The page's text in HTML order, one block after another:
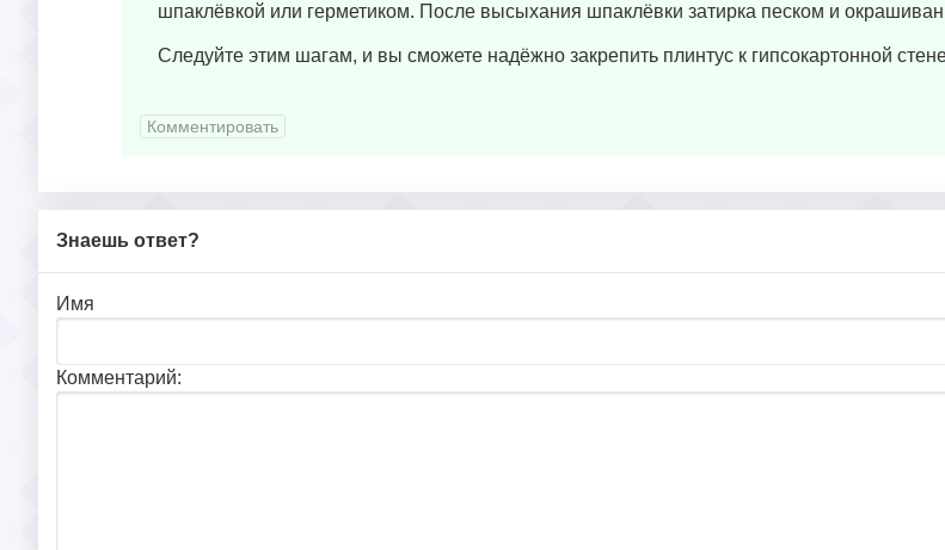
шпаклёвкой или герметиком. После высыхания шпаклёвки затирка песком и
Следуйте этим шагам, и вы сможете надёжно закрепить плинтус к гипсокартонной
Комментировать
Знаешь ответ?
Имя
Комментарий: